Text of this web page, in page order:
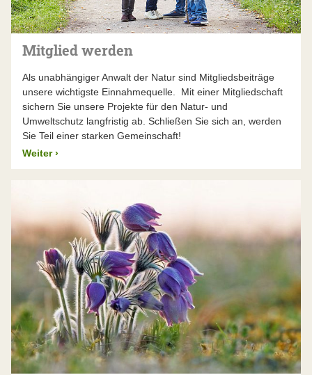
Mitglied werden
Als unabhängiger Anwalt der Natur sind Mitgliedsbeiträge
unsere wichtigste Einnahmequelle. Mit einer Mitgliedschaft
sichern Sie unsere Projekte für den Natur- und
Umweltschutz langfristig ab. Schließen Sie sich an, werden
Sie Teil einer starken Gemeinschaft!
Weiter ›